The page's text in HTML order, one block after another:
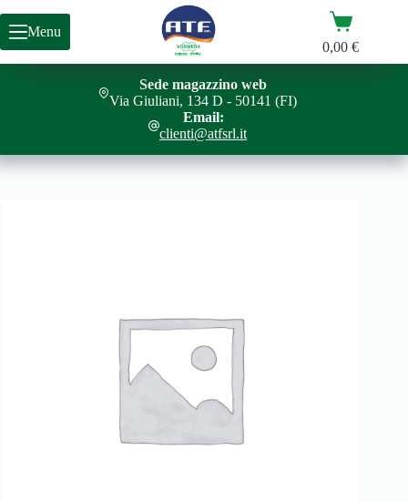
contenuto
COPERCHIO POSTERIORE VR200 Aggiungi al carrello
Menu
Carrello
0,00€
Sede magazzino web
Via Giuliani, 134 D - 50141 (FI)
Email:
clienti@atfsrl.it